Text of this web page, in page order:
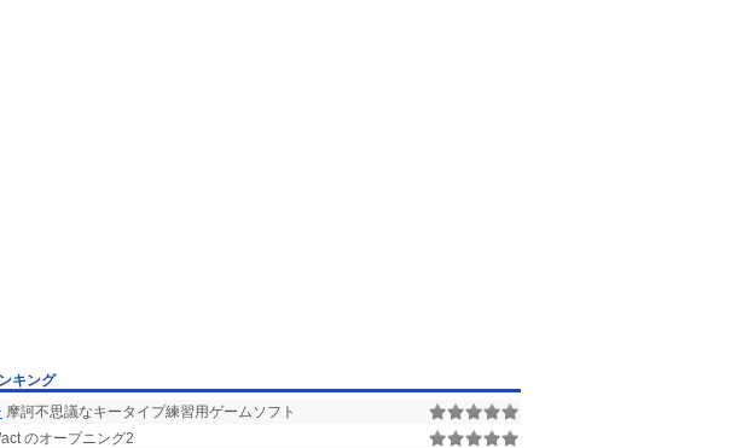
キング
摩訶不思議なキータイプ練習用ゲームソフト
のオープニング2